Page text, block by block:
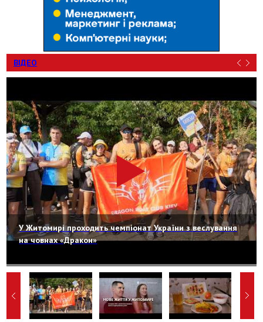
ВІДЕО
У Житомирі проходить чемпіонат України з веслування
на човнах «Дракон»